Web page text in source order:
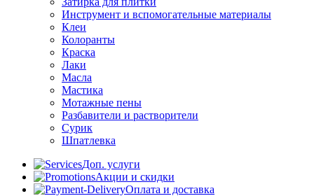
Инструмент и вспомогательные материалы
Клеи
Колоранты
Краска
Лаки
Масла
Мастика
Мотажные пены
Разбавители и растворители
Сурик
Шпатлевка
Доп. услуги
Акции и скидки
Оплата и доставка